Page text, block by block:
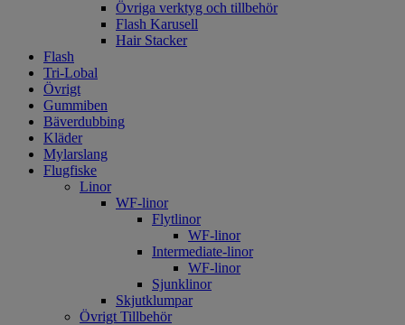
Övriga verktyg och tillbehör
Flash Karusell
Hair Stacker
Flash
Tri-Lobal
Övrigt
Gummiben
Bäverdubbing
Kläder
Mylarslang
Flugfiske
Linor
WF-linor
Flytlinor
WF-linor
Intermediate-linor
WF-linor
Sjunklinor
Skjutklumpar
Övrigt Tillbehör